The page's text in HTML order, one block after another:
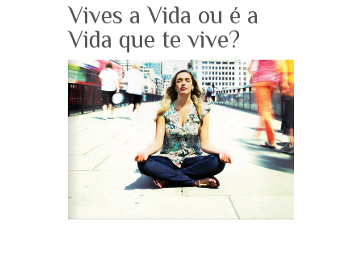
Vives a Vida ou é a
Vida que te vive?